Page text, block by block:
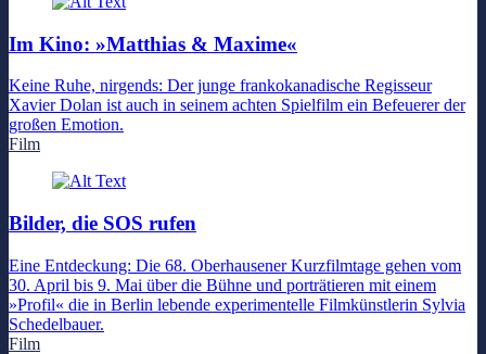
Im Kino: »Matthias & Maxime«
Keine Ruhe, nirgends: Der junge frankokanadische Regisseur
Xavier Dolan ist auch in seinem achten Spielfilm ein Befeuerer der
großen Emotion.
Film
Bilder, die SOS rufen
Eine Entdeckung: Die 68. Oberhausener Kurzfilmtage gehen vom
30. April bis 9. Mai über die Bühne und porträtieren mit einem
»Profil« die in Berlin lebende experimentelle Filmkünstlerin Sylvia
Schedelbauer.
Film